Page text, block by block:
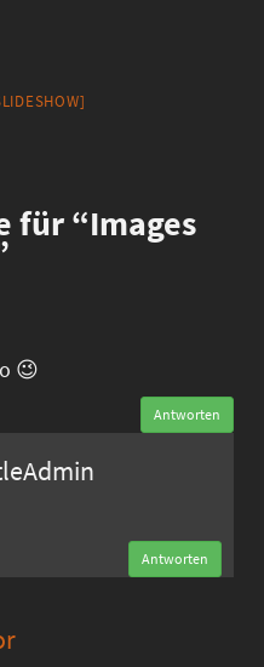
für “Images
😉
Antworten
Antworten